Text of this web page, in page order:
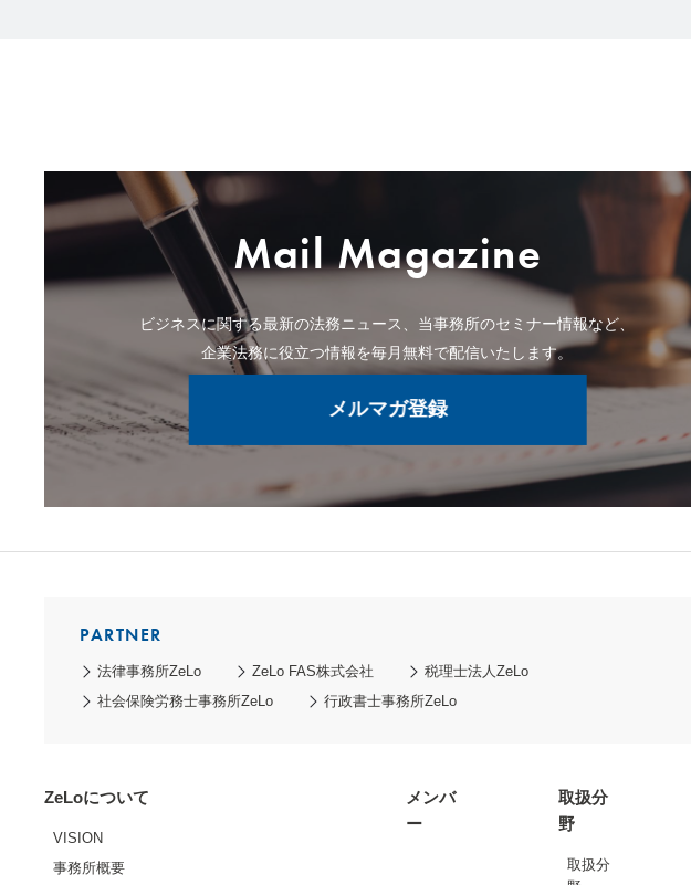
Mail Magazine
ビジネスに関する最新の法務ニュース、当事務所のセミナー情報など、
企業法務に役立つ情報を毎月無料で配信いたします。
メルマガ登録
PARTNER
法律事務所ZeLo ZeLo FAS株式会社
税理士法人ZeLo
社会保険労務士事務所ZeLo
行政書士事務所ZeLo
ZeLoについて
VISION
事務所概要
メンバ
ー
取扱分
野
取扱分